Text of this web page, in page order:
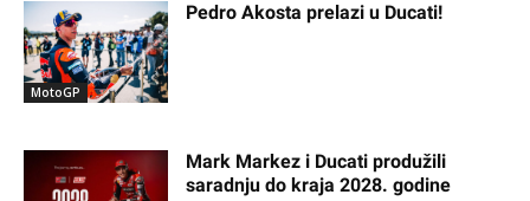
MotoGP
Pedro Akosta prelazi u Ducati!
Mark Markez i Ducati produžili
saradnju do kraja 2028. godine